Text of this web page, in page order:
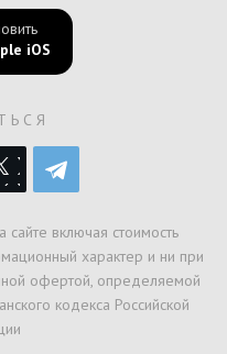
iOS
включая стоимость
характер и ни при
офертой, определяемой
кодекса Российской